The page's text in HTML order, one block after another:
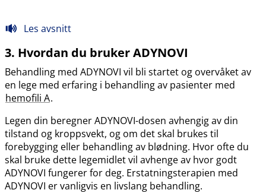
Les avsnitt
3. Hvordan du bruker ADYNOVI
Behandling med ADYNOVI vil bli startet og overvåket av
en lege med erfaring i behandling av pasienter med
hemofili A.
Legen din beregner ADYNOVI-dosen avhengig av din
tilstand og kroppsvekt, og om det skal brukes til
forebygging eller behandling av blødning. Hvor ofte du
skal bruke dette legemidlet vil avhenge av hvor godt
ADYNOVI fungerer for deg. Erstatningsterapien med
ADYNOVI er vanligvis en livslang behandling.